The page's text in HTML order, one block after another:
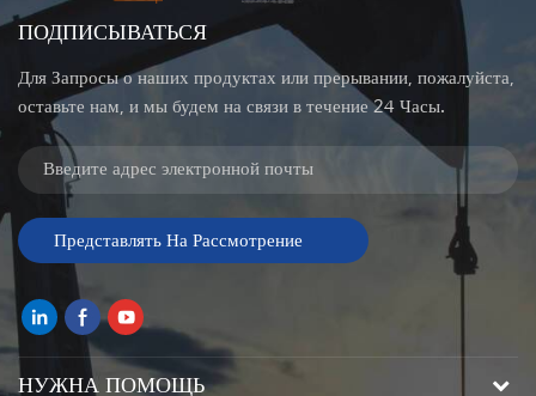
ПОДПИСЫВАТЬСЯ
Для Запросы о наших продуктах или прерывании, пожалуйста,
оставьте нам, и мы будем на связи в течение 24 Часы.
НУЖНА ПОМОЩЬ